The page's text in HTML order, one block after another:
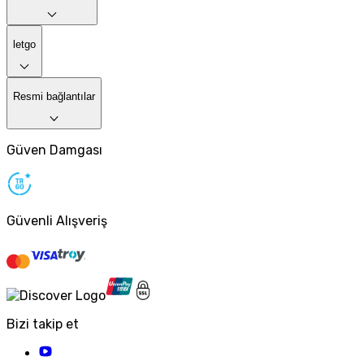
letgo
Resmi bağlantılar
Güven Damgası
Güvenli Alışveriş
Bizi takip et